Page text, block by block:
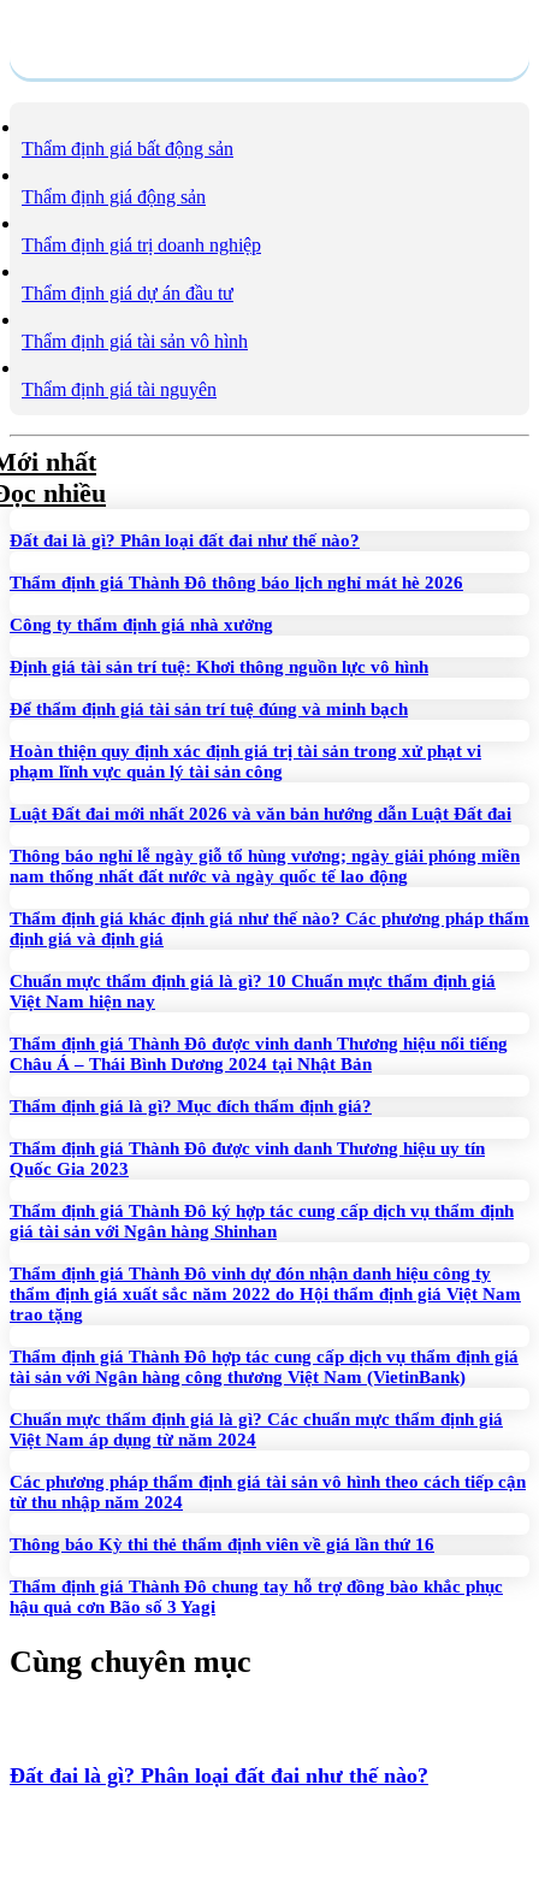
Thẩm định giá bất động sản
Thẩm định giá động sản
Thẩm định giá trị doanh nghiệp
Thẩm định giá dự án đầu tư
Thẩm định giá tài sản vô hình
Thẩm định giá tài nguyên
nhất
nhiều
Đất đai là gì? Phân loại đất đai như thế nào?
Thẩm định giá Thành Đô thông báo lịch nghỉ mát hè 2026
Công ty thẩm định giá nhà xưởng
Định giá tài sản trí tuệ: Khơi thông nguồn lực vô hình
Để thẩm định giá tài sản trí tuệ đúng và minh bạch
Hoàn thiện quy định xác định giá trị tài sản trong xử phạt vi
phạm lĩnh vực quản lý tài sản công
Luật Đất đai mới nhất 2026 và văn bản hướng dẫn Luật Đất đai
Thông báo nghỉ lễ ngày giỗ tổ hùng vương; ngày giải phóng miền
nam thống nhất đất nước và ngày quốc tế lao động
Thẩm định giá khác định giá như thế nào? Các phương pháp thẩm
định giá và định giá
Chuẩn mực thẩm định giá là gì? 10 Chuẩn mực thẩm định giá
Việt Nam hiện nay
Thẩm định giá Thành Đô được vinh danh Thương hiệu nổi tiếng
Châu Á – Thái Bình Dương 2024 tại Nhật Bản
Thẩm định giá là gì? Mục đích thẩm định giá?
Thẩm định giá Thành Đô được vinh danh Thương hiệu uy tín
Quốc Gia 2023
Thẩm định giá Thành Đô ký hợp tác cung cấp dịch vụ thẩm định
giá tài sản với Ngân hàng Shinhan
Thẩm định giá Thành Đô vinh dự đón nhận danh hiệu công ty
thẩm định giá xuất sắc năm 2022 do Hội thẩm định giá Việt Nam
trao tặng
Thẩm định giá Thành Đô hợp tác cung cấp dịch vụ thẩm định giá
tài sản với Ngân hàng công thương Việt Nam (VietinBank)
Chuẩn mực thẩm định giá là gì? Các chuẩn mực thẩm định giá
Việt Nam áp dụng từ năm 2024
Các phương pháp thẩm định giá tài sản vô hình theo cách tiếp cận
từ thu nhập năm 2024
Thông báo Kỳ thi thẻ thẩm định viên về giá lần thứ 16
Thẩm định giá Thành Đô chung tay hỗ trợ đồng bào khắc phục
hậu quả cơn Bão số 3 Yagi
Cùng chuyên mục
Đất đai là gì? Phân loại đất đai như thế nào?